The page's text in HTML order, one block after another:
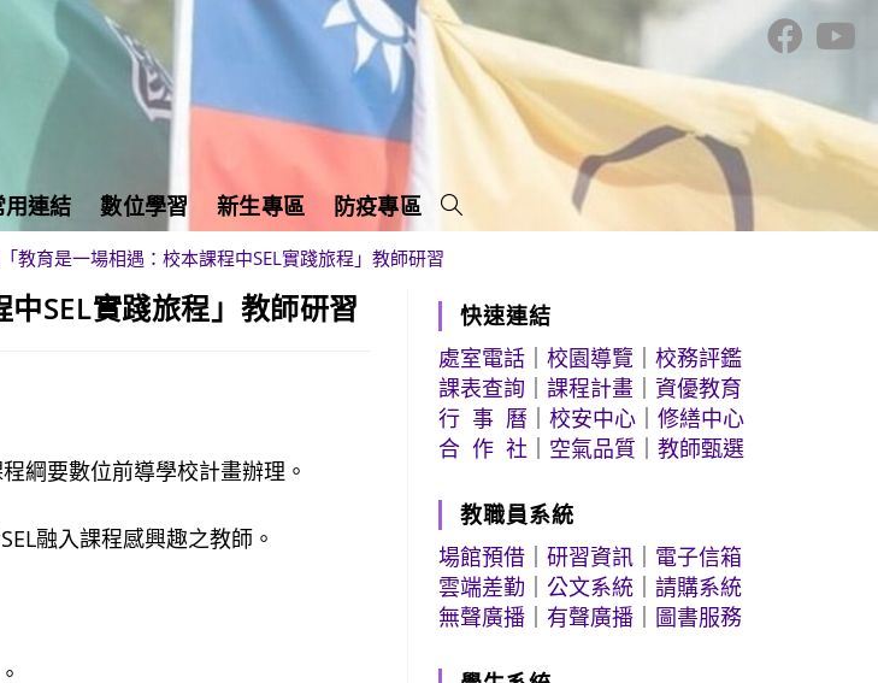
用連結 數位學習 新生專區 防疫專區
教育是一場相遇：校本課程中SEL實踐旅程」教師研習
SEL實踐旅程」教師研習
綱要數位前導學校計畫辦理。
融入課程感興趣之教師。
快速連結
處室電話 ｜校園導覽 ｜校務評鑑
課表查詢 ｜課程計畫 ｜資優教育
行 事 曆 ｜校安中心 ｜修繕中心
合 作 社
空氣品質 ｜教師甄選
教職員系統
場館預借 ｜研習資訊
電子信箱
雲端差勤 ｜公文系統 ｜請購系統
無聲廣播
有聲廣播 圖書服務